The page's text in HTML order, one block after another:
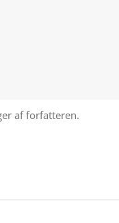
af forfatteren.